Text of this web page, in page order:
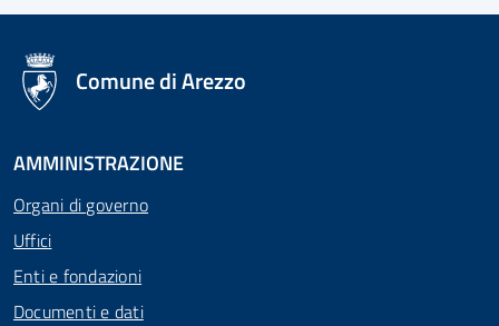
logo Unione Europea
Comune di Arezzo
AMMINISTRAZIONE
Organi di governo
Uffici
Enti e fondazioni
Documenti e dati